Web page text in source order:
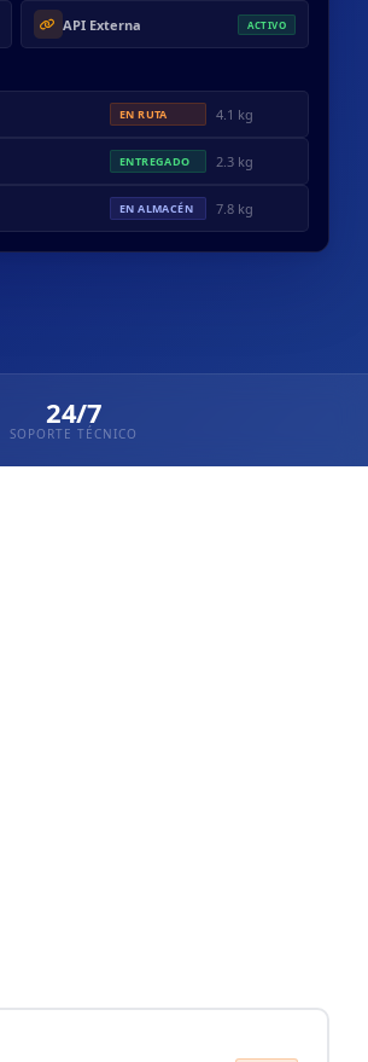
API Externa ACTIVO
EN RUTA 4.1 kg
ENTREGADO 2.3 kg
EN ALMACÉN 7.8 kg
24/7
SOPORTE TÉCNICO